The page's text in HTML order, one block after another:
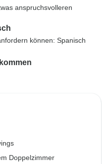
anspruchsvolleren
können: Spanisch
Doppelzimmer